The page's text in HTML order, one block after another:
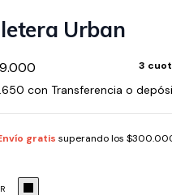
Urban
3
con Transferencia o
gratis superando los